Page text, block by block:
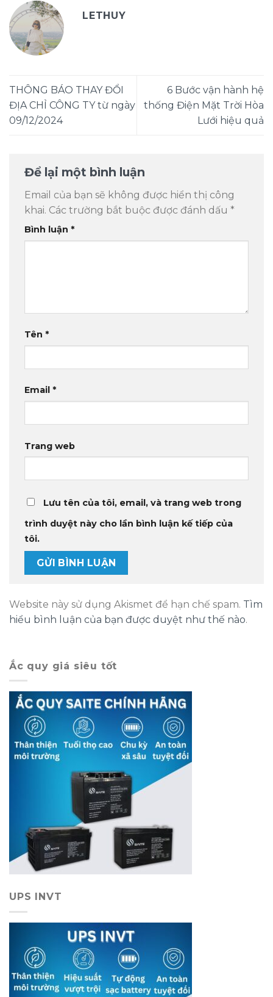
LETHUY
THÔNG BÁO THAY ĐỔI
ĐỊA CHỈ CÔNG TY từ ngày
09/12/2024
6 Bước vận hành hệ
thống Điện Mặt Trời Hòa
Lưới hiệu quả
Để lại một bình luận
Email của bạn sẽ không được hiển thị công
khai. Các trường bắt buộc được đánh dấu *
Bình luận *
Tên *
Email *
Trang web
Lưu tên của tôi, email, và trang web trong
trình duyệt này cho lần bình luận kế tiếp của
tôi.
Website này sử dụng Akismet để hạn chế spam. Tìm
hiểu bình luận của bạn được duyệt như thế nào.
Ắc quy giá siêu tốt
UPS INVT